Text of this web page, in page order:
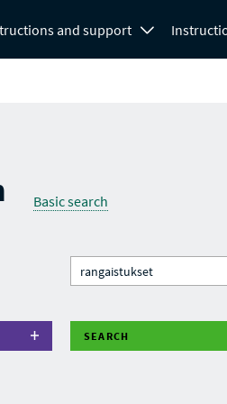
and support
Basic search
SEARCH